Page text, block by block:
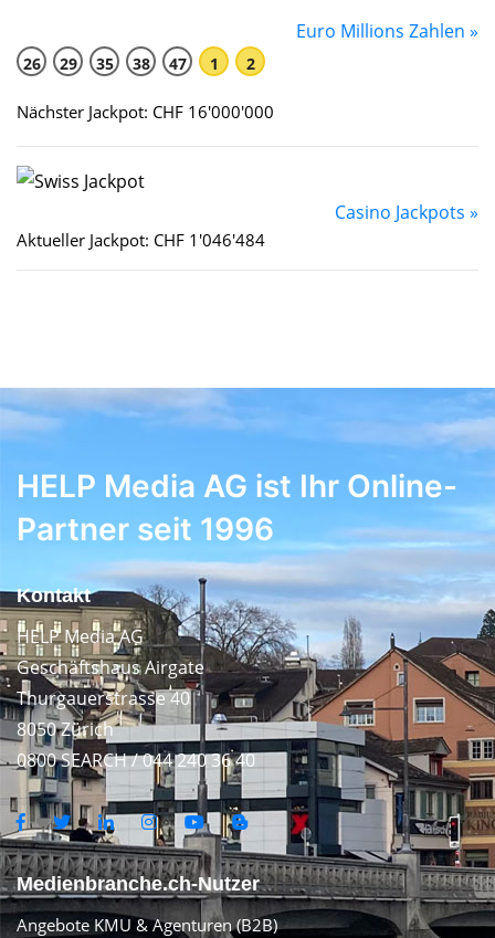
Euro Millions Zahlen »
26 29 35 38 47 1 2
Nächster Jackpot: CHF 16'000'000
Casino Jackpots »
Aktueller Jackpot: CHF 1'046'484
HELP Media AG ist Ihr Online-
Partner seit 1996
Kontakt
HELP Media AG
Geschäftshaus Airgate
Thurgauerstrasse 40
8050 Zürich
0800 SEARCH / 044 240 36 40
Medienbranche.ch-Nutzer
Angebote KMU & Agenturen (B2B)